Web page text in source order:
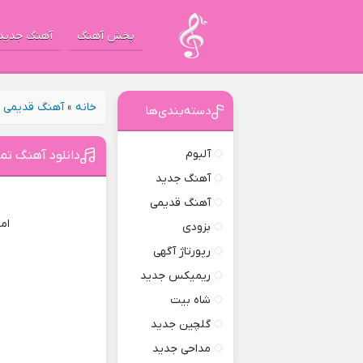
پخش آهنگ آهنگ
خانه »آهنگ قدیمی
دانلود آهنگ
دسته‌بندی‌ها
آلبوم
آهنگ جدید
آهنگ قدیمی
بزودی
رپورتاژ آگهی
ریمیکس جدید
شاه بیت
گلچین جدید
مداحی جدید